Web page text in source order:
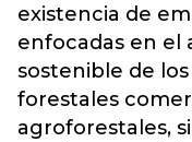
existencia de
enfocadas en el
sostenible de
forestales
agroforestales,